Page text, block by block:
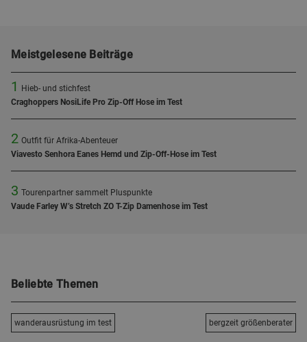
Meistgelesene Beiträge
1
Hieb- und stichfest
Craghoppers NosiLife Pro Zip-Off Hose im Test
2 Outfit für Afrika-Abenteuer
Viavesto Senhora Eanes Hemd und Zip-Off-Hose im Test
3 Tourenpartner sammelt Pluspunkte
Vaude Farley W’s Stretch ZO T-Zip Damenhose im Test
Beliebte Themen
wanderausrüstung im test bergzeit größenberater